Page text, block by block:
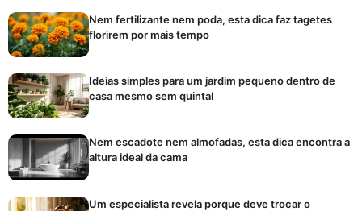
Nem fertilizante nem poda, esta dica faz tagetes
florirem por mais tempo
Ideias simples para um jardim pequeno dentro de
casa mesmo sem quintal
Nem escadote nem almofadas, esta dica encontra a
altura ideal da cama
Um especialista revela porque deve trocar o